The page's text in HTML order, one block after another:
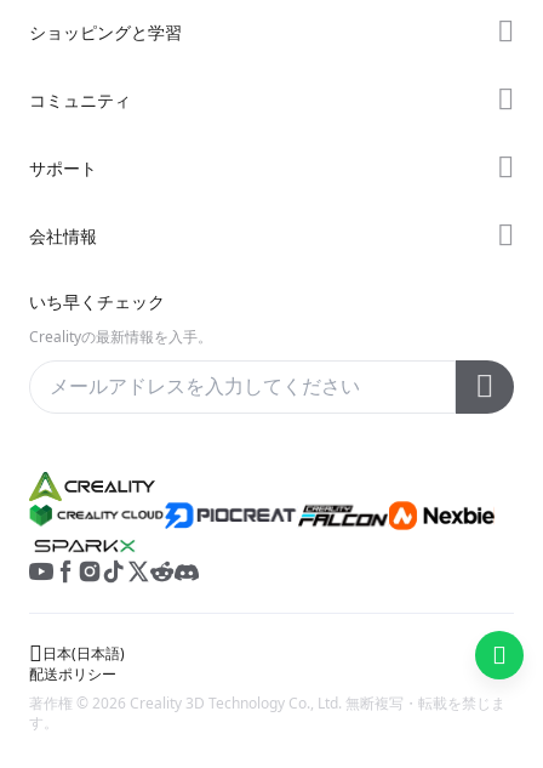
ショッピングと学習
K2シリーズ
コミュニティ
Discord
サポート
ヘルプ
ビデオ
アフターサービス
会社情報
お問い合わせ
いち早くチェック
Crealityの最新情報を入手。
配送ポリシー
日本(日本語)
著作権 © 2026 Creality 3D Technology Co., Ltd. 無断複写・転載を禁じま
す。